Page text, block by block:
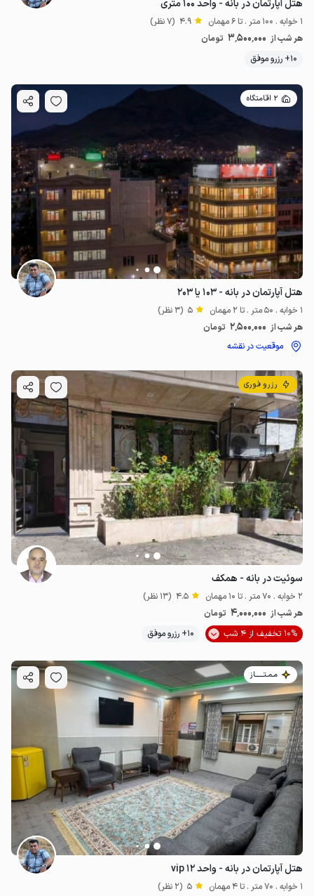
هتل آپارتمان در بانه - واحد ۱۰۰ متری
1 خوابه . 100 متر . تا 6 مهمان 4.9 (7 نظر)
هر شب از 3٬500٬000 تومان
10+ رزرو موفق
2 اقامتگاه
هتل آپارتمان در بانه - ۱۰۳ یا ۲۰۳
1 خوابه . 50 متر . تا 2 مهمان 5 (3 نظر)
هر شب از 2٬500٬000 تومان
موقعیت در نقشه
رزرو فوری
سوئیت در بانه - همکف
2 خوابه . 70 متر . تا 10 مهمان 4.5 (13 نظر)
هر شب از 4٬000٬000 تومان
10% تخفیف از 4 شب
10+ رزرو موفق
مـمـتــــــاز
هتل آپارتمان در بانه - واحد ۱۲ vip
1 خوابه . 70 متر . تا 4 مهمان 5 (2 نظر)